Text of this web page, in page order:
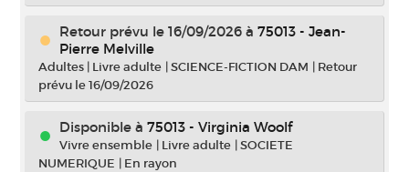
Retour prévu le 16/09/2026 à 75013 - Jean-
Pierre Melville
Adultes | Livre adulte |SCIENCE-FICTION DAM | Retour
prévu le 16/09/2026
Disponible à 75013 - Virginia Woolf
Vivre ensemble | Livre adulte |SOCIETE
NUMERIQUE | En rayon